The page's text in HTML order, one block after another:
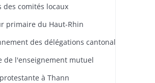
des comités locaux
primaire du Haut-Rhin
des délégations cantonales
de l'enseignement mutuel
à Thann